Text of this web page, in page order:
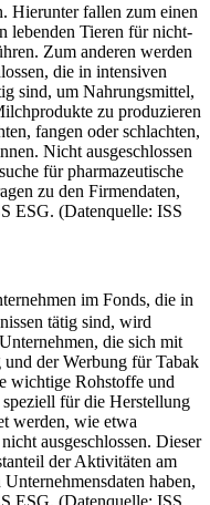
Hierunter fallen zum einen
lebenden Tieren für nicht-
Zum anderen werden
die in intensiven
sind, um Nahrungsmittel,
zu produzieren
fangen oder schlachten,
Nicht ausgeschlossen
für pharmazeutische
zu den Firmendaten,
ESG. (Datenquelle: ISS
im Fonds, die in
tätig sind, wird
die sich mit
der Werbung für Tabak
wichtige Rohstoffe und
für die Herstellung
werden, wie etwa
ausgeschlossen. Dieser
der Aktivitäten am
haben,
ESG. (Datenquelle: ISS